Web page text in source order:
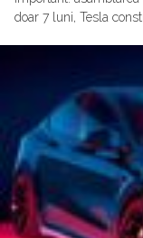
doar 7 luni, Tesla